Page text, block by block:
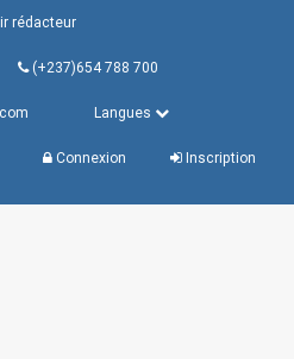
rédacteur
(+237)654 788 700
Langues
Connexion Inscription